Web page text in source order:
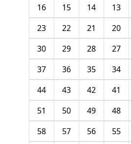
13
14
15
16
20
21
22
23
27
28
29
30
34
35
36
37
41
42
43
44
48
49
50
51
55
56
57
58